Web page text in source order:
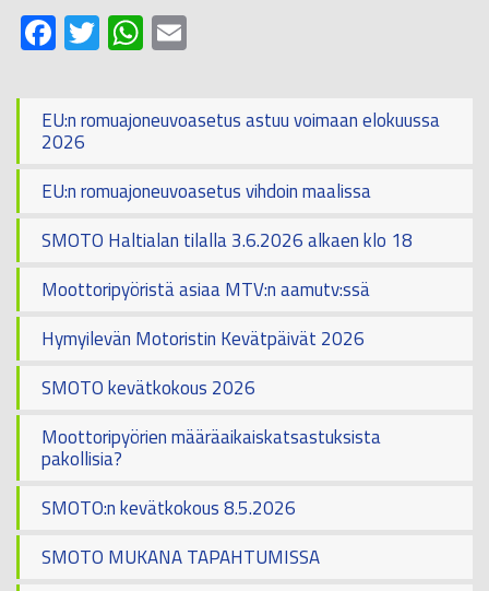
Facebook
TwitterWhatsApp
EU:n romuajoneuvoasetus astuu voimaan elokuussa
2026
EU:n romuajoneuvoasetus vihdoin maalissa
SMOTO Haltialan tilalla 3.6.2026 alkaen klo 18
Moottoripyöristä asiaa MTV:n aamutv:ssä
Hymyilevän Motoristin Kevätpäivät 2026
SMOTO kevätkokous 2026
Moottoripyörien määräaikaiskatsastuksista
pakollisia?
SMOTO:n kevätkokous 8.5.2026
SMOTO MUKANA TAPAHTUMISSA